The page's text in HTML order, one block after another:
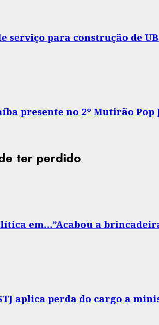
serviço para construção de
presente no 2º Mutirão Pop
ter perdido
em…”Acabou a
aplica perda do cargo a